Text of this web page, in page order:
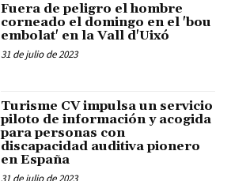
Fuera de peligro el hombre
corneado el domingo en el 'bou
embolat' en la Vall d'Uixó
31 de julio de 2023
Turisme CV impulsa un servicio
piloto de información y acogida
para personas con
discapacidad auditiva pionero
en España
31 de julio de 2023